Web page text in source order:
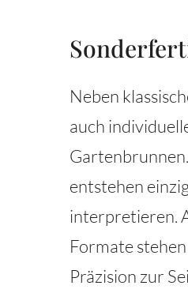
Neben
auch
entstehen
interpretieren.
Formate
Präzision zur